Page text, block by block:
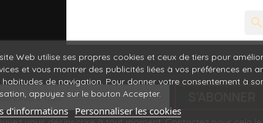
search
Web utilise ses propres cookies et ceux de tiers pour
et vous montrer des publicités liées à vos préférences en
habitudes de navigation. Pour donner votre consentement à
appuyez sur le bouton Accepter.
d'informations Personnaliser les cookies